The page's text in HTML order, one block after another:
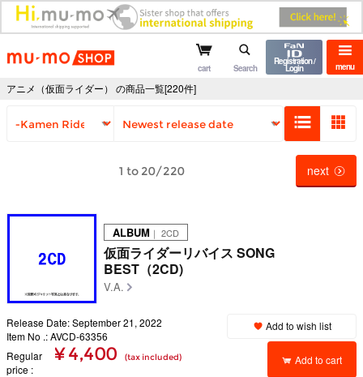
mu-mo shop menu
cart Search
Registration /
Login
アニメ（仮面ライダー） の商品一覧[220件]
1 to 20/220 next
ALBUM ｜ 2CD
仮面ライダーリバイス SONG
BEST（2CD)
V.A.
Release Date: September 21, 2022
Item No .: AVCD-63356
Regular
price
¥ 4,400 (tax included)
Add to wish list
Add to cart